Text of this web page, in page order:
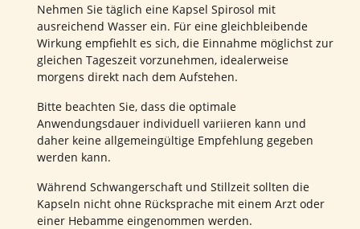
Nehmen Sie täglich eine Kapsel Spirosol mit
ausreichend Wasser ein. Für eine gleichbleibende
Wirkung empfiehlt es sich, die Einnahme möglichst zur
gleichen Tageszeit vorzunehmen, idealerweise
morgens direkt nach dem Aufstehen.
Bitte beachten Sie, dass die optimale
Anwendungsdauer individuell variieren kann und
daher keine allgemeingültige Empfehlung gegeben
werden kann.
Während Schwangerschaft und Stillzeit sollten die
Kapseln nicht ohne Rücksprache mit einem Arzt oder
einer Hebamme eingenommen werden.